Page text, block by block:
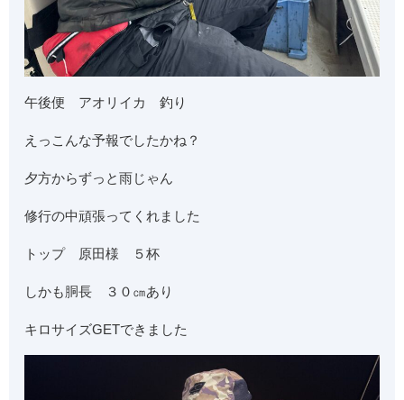
午後便 アオリイカ 釣り
えっこんな予報でしたかね？
夕方からずっと雨じゃん
修行の中頑張ってくれました
トップ 原田様 ５杯
しかも胴長 ３０㎝あり
キロサイズGETできました